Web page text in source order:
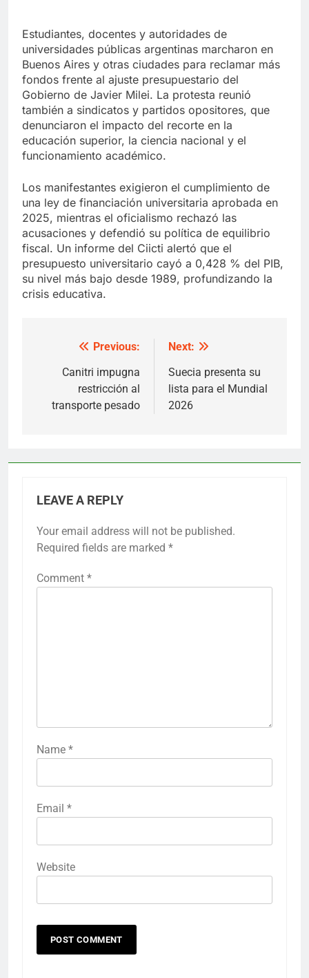
Estudiantes, docentes y autoridades de
universidades públicas argentinas marcharon en
Buenos Aires y otras ciudades para reclamar más
fondos frente al ajuste presupuestario del
Gobierno de Javier Milei. La protesta reunió
también a sindicatos y partidos opositores, que
denunciaron el impacto del recorte en la
educación superior, la ciencia nacional y el
funcionamiento académico.
Los manifestantes exigieron el cumplimiento de
una ley de financiación universitaria aprobada en
2025, mientras el oficialismo rechazó las
acusaciones y defendió su política de equilibrio
fiscal. Un informe del Ciicti alertó que el
presupuesto universitario cayó a 0,428 % del PIB,
su nivel más bajo desde 1989, profundizando la
crisis educativa.
navigation
Previous:
Canitri impugna
restricción al
transporte pesado
Next:
Suecia presenta su
lista para el Mundial
2026
LEAVE A REPLY
Your email address will not be published.
Required fields are marked *
Comment *
Name *
Email *
Website